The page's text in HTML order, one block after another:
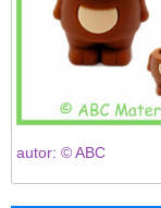
autor: © ABC